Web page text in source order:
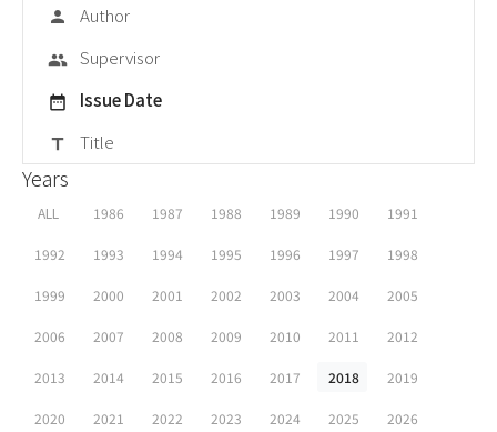
person Author
group Supervisor
date_range Issue Date
title Title
Years
ALL 1986 1987 1988 1989 1990 1991
1992 1993 1994 1995 1996 1997 1998
1999 2000 2001 2002 2003 2004 2005
2006 2007 2008 2009 2010 2011 2012
2013 2014 2015 2016 2017 2018 2019
2020 2021 2022 2023 2024 2025 2026